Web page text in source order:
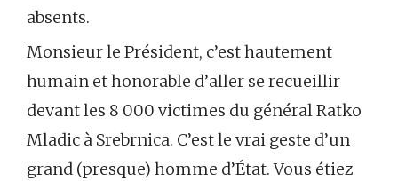
absents.
Monsieur le Président, c’est hautement
humain et honorable d’aller se recueillir
devant les 8 000 victimes du général Ratko
Mladic à Srebrnica. C’est le vrai geste d’un
grand (presque) homme d’État. Vous étiez